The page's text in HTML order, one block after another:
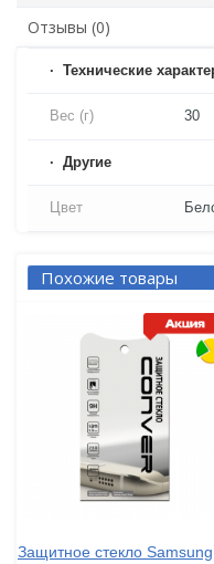
Отзывы (0)
Технические
Вес (г) 30
Другие
Цвет
Похожие товары
Защитное стекло Samsung